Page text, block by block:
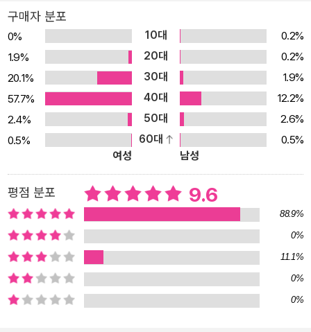
쳐나가려는 인물들이 있고요. 세련된 디자인과 귀여운 일러스트는 그
들의 어려움을 보다 유쾌하게 전달해 주는 역할을 해요. 이와 같은 다
양한 공간적 배경과 세련된 디자인, 귀여운 일러스트에서 주는 새로
움으로, 수수께끼는 고리타분하다는 생각을 깨뜨릴 수 있어요. 나에
게는 어려운 문제가 다른 사람에게는 쉬울 수도 있어요. 사람마다 생
각이 다르다는 걸 알려주는 관점에 대한 책! 『추리 게임』 속 25개의
수수께끼는 엉뚱해 보이는 결말로 당황스러움을 느끼게 하고 왜 그런
행동으로 결말이 났는지를, 논리력과 상상력으로 알아내도록 해요.
하지만 그 속에서도 잊지 말아야 할 중요한 것이 있어요. 그건 바로
‘사람마다 생각하고 분석하는 방법이 다 다르다’는 사실이에요. 친구
들과 다르게 생각하고 관찰하는 능력의 중요성을 말해준답니다. 모든
일을 논리력만으로, 또는 상상력만으로 이해하고 해결할 수 없다고도
말해요. 외골수가 아닌 사고의 유연성을 말해요. 차근차근 추리해가
면서 두뇌 게임을 즐기며 생각의 깊이와 넓이를 함께 확장해 나갈 수
있답니다. 이 책은 이렇게 구성되어 있어요 -수수께끼마다 3~4개,
많게는 10개 내외의 단서가 있어요. -수수께끼마다 상상력이 필요한
구매자 분포
0% 10대
0.2%
1.9%
20대
0.2%
20.1%
30대
1.9%
57.7%
40대
12.2%
2.4%
50대
2.6%
0.5%
60대
0.5%
여성
남성
평점 분포 9.6
88.9%
0%
11.1%
0%
0%